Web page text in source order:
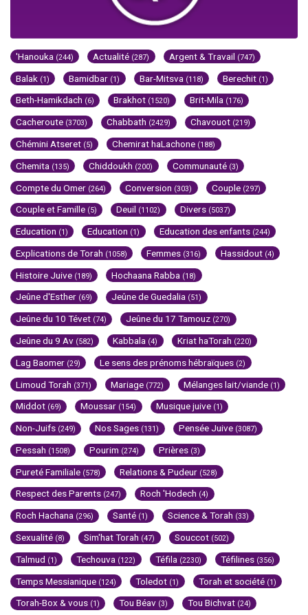
'Hanouka (244) Actualité (287) Argent & Travail (747)
Balak (1) Bamidbar (1) Bar-Mitsva (118) Berechit (1)
Beth-Hamikdach (6) Brakhot (1520) Brit-Mila (176)
Cacheroute (3703) Chabbath (2429) Chavouot (219)
Chémini Atseret (5) Chemirat haLachone (188)
Chemita (135) Chiddoukh (200) Communauté (3)
Compte du Omer (264) Conversion (303) Couple (297)
Couple et Famille (5) Deuil (1102) Divers (5037)
Education (1) Education (1) Education des enfants (244)
Explications de Torah (1058) Femmes (316) Hassidout (4)
Histoire Juive (189) Hochaana Rabba (18)
Jeûne d'Esther (69) Jeûne de Guedalia (51)
Jeûne du 10 Tévet (74) Jeûne du 17 Tamouz (270)
Jeûne du 9 Av (582) Kabbala (4) Kriat haTorah (220)
Lag Baomer (29) Le sens des prénoms hébraïques (2)
Limoud Torah (371) Mariage (772) Mélanges lait/viande (1)
Middot (69) Moussar (154) Musique juive (1)
Non-Juifs (249) Nos Sages (131) Pensée Juive (3087)
Pessah (1508) Pourim (274) Prières (3)
Pureté Familiale (578) Relations & Pudeur (528)
Respect des Parents (247) Roch 'Hodech (4)
Roch Hachana (296) Santé (1) Science & Torah (33)
Sexualité (8) Sim'hat Torah (47) Souccot (502)
Talmud (1) Techouva (122) Téfila (2230) Téfilines (356)
Temps Messianique (124) Toledot (1) Torah et société (1)
Torah-Box & vous (1) Tou Béav (3) Tou Bichvat (24)